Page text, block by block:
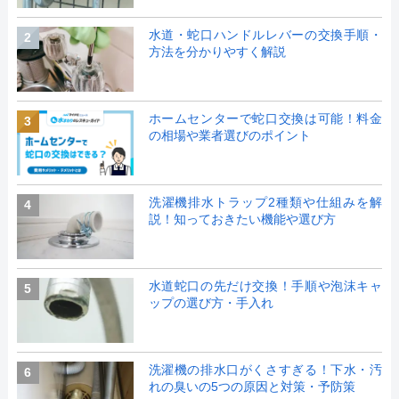
2
水道・蛇口ハンドルレバーの交換手順・
方法を分かりやすく解説
3
ホームセンターで蛇口交換は可能！料金
の相場や業者選びのポイント
4
洗濯機排水トラップ2種類や仕組みを解
説！知っておきたい機能や選び方
5
水道蛇口の先だけ交換！手順や泡沫キャ
ップの選び方・手入れ
6
洗濯機の排水口がくさすぎる！下水・汚
れの臭いの5つの原因と対策・予防策